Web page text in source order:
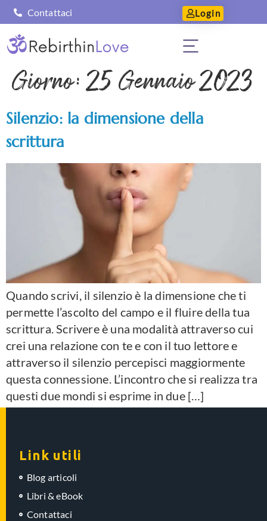
Contattaci Login
Giorno:25 Gennaio 2023
Silenzio: la dimensione della
scrittura
Quando scrivi, il silenzio è la dimensione che ti
permette l’ascolto del campo e il fluire della tua
scrittura. Scrivere è una modalità attraverso cui
crei una relazione con te e con il tuo lettore e
attraverso il silenzio percepisci maggiormente
questa connessione. L’incontro che si realizza tra
questi due mondi si esprime in due […]
Link utili
Blog articoli
Libri & eBook
Contattaci